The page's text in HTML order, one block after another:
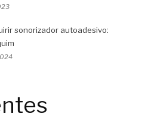
sonorizador autoadesivo: